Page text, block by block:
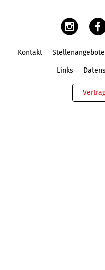
Kontakt Stellenangebote
Links